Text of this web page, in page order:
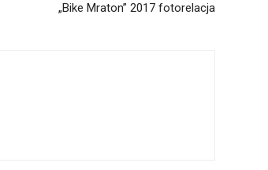
„Bike Mraton” 2017 fotorelacja